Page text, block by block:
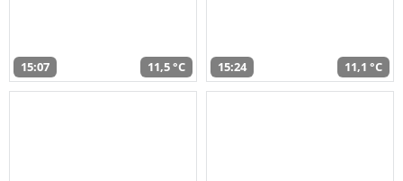
15:07 11,5 °C 15:24 11,1 °C